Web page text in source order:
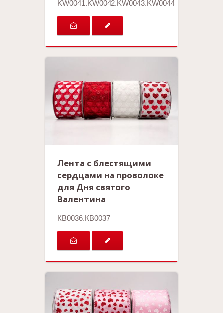
KW0041.KW0042.KW0043.KW0044
Лента с блестящими
сердцами на проволоке
для Дня святого
Валентина
КВ0036.КВ0037